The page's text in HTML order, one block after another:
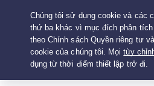
Your choice:The Best Dealfor
/month